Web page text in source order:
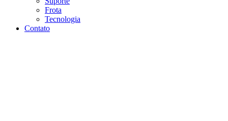
Frota
Tecnologia
Contato